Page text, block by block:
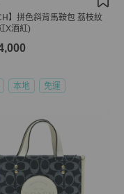
】拼色斜背馬鞍包 荔枝紋
X酒紅)
本地 免運